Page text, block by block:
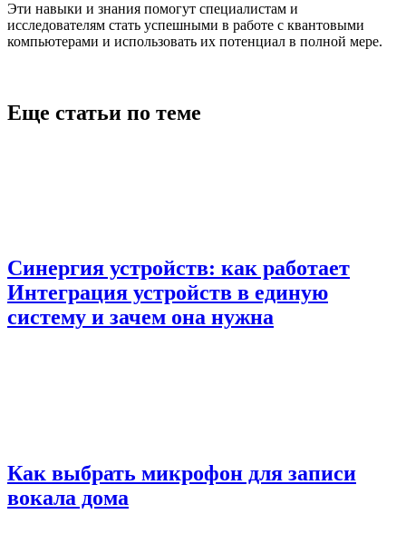
Эти навыки и знания помогут специалистам и
исследователям стать успешными в работе с квантовыми
компьютерами и использовать их потенциал в полной мере.
Еще статьи по теме
Синергия устройств: как работает
Интеграция устройств в единую
систему и зачем она нужна
Как выбрать микрофон для записи
вокала дома